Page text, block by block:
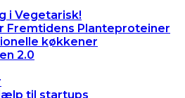
i Vegetarisk!
Planteproteiner
køkkener
2.0
til startups